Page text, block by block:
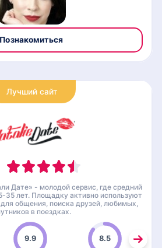
Познакомиться
Лучший сайт
Дате» - молодой сервис, где средний
35 лет. Площадку активно используют
общения, поиска друзей, любимых,
в поездках.
9.9 8.5